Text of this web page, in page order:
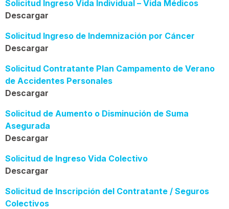
Solicitud Ingreso Vida Individual – Vida Médicos
Descargar
Solicitud Ingreso de Indemnización por Cáncer
Descargar
Solicitud Contratante Plan Campamento de Verano
de Accidentes Personales
Descargar
Solicitud de Aumento o Disminución de Suma
Asegurada
Descargar
Solicitud de Ingreso Vida Colectivo
Descargar
Solicitud de Inscripción del Contratante / Seguros
Colectivos